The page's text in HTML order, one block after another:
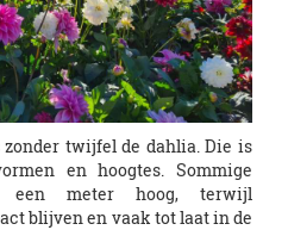
twijfel de dahlia. Die is
en hoogtes. Sommige
een meter hoog, terwijl
blijven en vaak tot laat in de